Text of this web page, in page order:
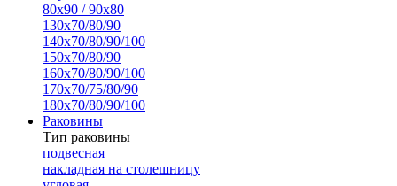
80х90 / 90х80
130х70/80/90
140х70/80/90/100
150х70/80/90
160х70/80/90/100
170х70/75/80/90
180х70/80/90/100
Раковины
Тип раковины
подвесная
накладная на столешницу